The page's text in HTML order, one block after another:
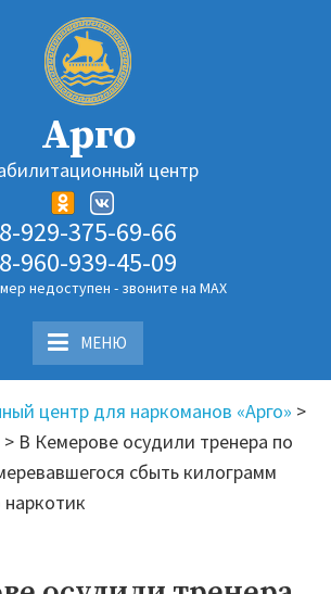
Арго
центр
8-929-375-69-66
8-960-939-45-09
недоступен - звоните на MAX
МЕНЮ
центр для наркоманов «Арго» >
> В Кемерове осудили тренера по
сбыть килограмм
наркотик